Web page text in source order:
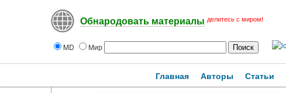
Обнародовать материалы делитесь с миром!
MD Мир
Главная Авторы Статьи